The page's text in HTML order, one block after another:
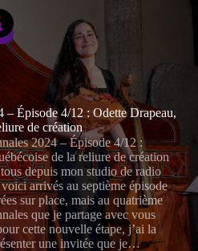
– Épisode 4/12 : Odette Drapeau,
de création
2024 – Épisode 4/12 :
de la reliure de création
depuis mon studio de radio
arrivés au septième épisode
sur place, mais au quatrième
que je partage avec vous
cette nouvelle étape, j’ai la
une invitée que je…